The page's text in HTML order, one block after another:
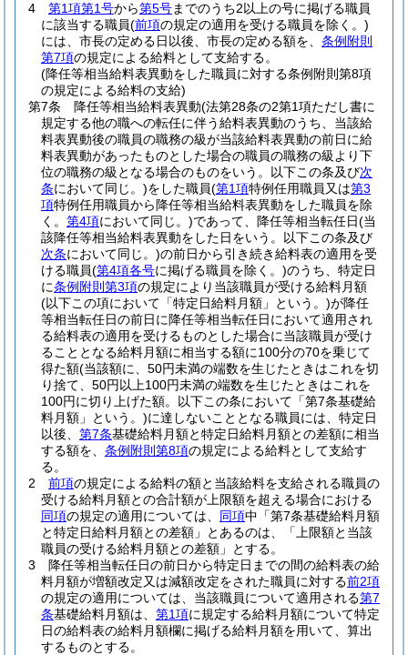
4
第1項第1号から第5号までのうち2以上の号に掲げる職員
に該当する職員(前項の規定の適用を受ける職員を除く。)
には、市長の定める日以後、市長の定める額を、 条例附則
第7項の規定による給料として支給する。
(降任等相当給料表異動をした職員に対する条例附則第8項
の規定による給料の支給)
第7条
降任等相当給料表異動(法第28条の2第1項ただし書に
規定する他の職への転任に伴う給料表異動のうち、当該給
料表異動後の職員の職務の級が当該給料表異動の前日に給
料表異動があったものとした場合の職員の職務の級より下
位の職務の級となる場合のものをいう。以下この条及び次
条において同じ。)をした職員(第1項特例任用職員又は第3
項特例任用職員から降任等相当給料表異動をした職員を除
く。 第4項において同じ。)であって、降任等相当転任日(当
該降任等相当給料表異動をした日をいう。以下この条及び
次条において同じ。)の前日から引き続き給料表の適用を受
ける職員(第4項各号に掲げる職員を除く。)のうち、特定日
に条例附則第3項の規定により当該職員が受ける給料月額
(以下この項において「特定日給料月額」という。)が降任
等相当転任日の前日に降任等相当転任日において適用され
る給料表の適用を受けるものとした場合に当該職員が受け
ることとなる給料月額に相当する額に100分の70を乗じて
得た額(当該額に、50円未満の端数を生じたときはこれを切
り捨て、50円以上100円未満の端数を生じたときはこれを
100円に切り上げた額。以下この条において「第7条基礎給
料月額」という。)に達しないこととなる職員には、特定日
以後、 第7条基礎給料月額と特定日給料月額との差額に相当
する額を、 条例附則第8項の規定による給料として支給す
る。
2
前項の規定による給料の額と当該給料を支給される職員の
受ける給料月額との合計額が上限額を超える場合における
同項の規定の適用については、 同項中「第7条基礎給料月額
と特定日給料月額との差額」とあるのは、「上限額と当該
職員の受ける給料月額との差額」とする。
3
降任等相当転任日の前日から特定日までの間の給料表の給
料月額が増額改定又は減額改定をされた職員に対する前2項
の規定の適用については、当該職員について適用される第7
条基礎給料月額は、 第1項に規定する給料月額について特定
日の給料表の給料月額欄に掲げる給料月額を用いて、算出
するものとする。